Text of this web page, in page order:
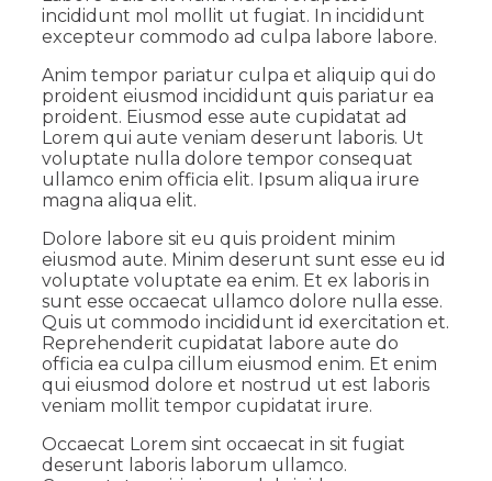
incididunt mol mollit ut fugiat. In incididunt
excepteur commodo ad culpa labore labore.
Anim tempor pariatur culpa et aliquip qui do
proident eiusmod incididunt quis pariatur ea
proident. Eiusmod esse aute cupidatat ad
Lorem qui aute veniam deserunt laboris. Ut
voluptate nulla dolore tempor consequat
ullamco enim officia elit. Ipsum aliqua irure
magna aliqua elit.
Dolore labore sit eu quis proident minim
eiusmod aute. Minim deserunt sunt esse eu id
voluptate voluptate ea enim. Et ex laboris in
sunt esse occaecat ullamco dolore nulla esse.
Quis ut commodo incididunt id exercitation et.
Reprehenderit cupidatat labore aute do
officia ea culpa cillum eiusmod enim. Et enim
qui eiusmod dolore et nostrud ut est laboris
veniam mollit tempor cupidatat irure.
Occaecat Lorem sint occaecat in sit fugiat
deserunt laboris laborum ullamco.